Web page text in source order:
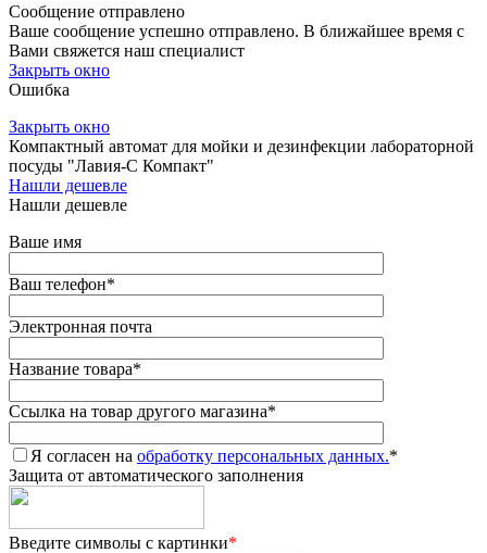
Сообщение отправлено
Ваше сообщение успешно отправлено. В ближайшее время с
Вами свяжется наш специалист
Закрыть окно
Ошибка
Закрыть окно
Компактный автомат для мойки и дезинфекции лабораторной
посуды "Лавия-С Компакт"
Нашли дешевле
Нашли дешевле
Ваше имя
Ваш телефон*
Электронная почта
Название товара*
Ссылка на товар другого магазина*
Я согласен на обработку персональных данных.*
Защита от автоматического заполнения
Введите символы с картинки*